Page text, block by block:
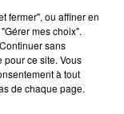
2025 À 16H40
fermer", ou affiner en
mes choix".
sans
pour ce site. Vous
à tout
de chaque page.